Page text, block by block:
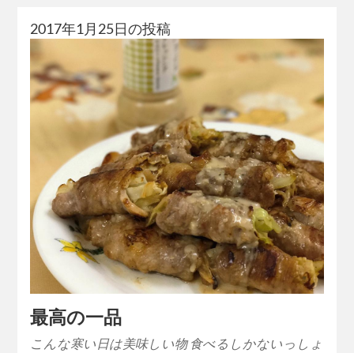
2017年1月25日の投稿
最高の一品
こんな寒い日は美味しい物 食べるしかないっしょ